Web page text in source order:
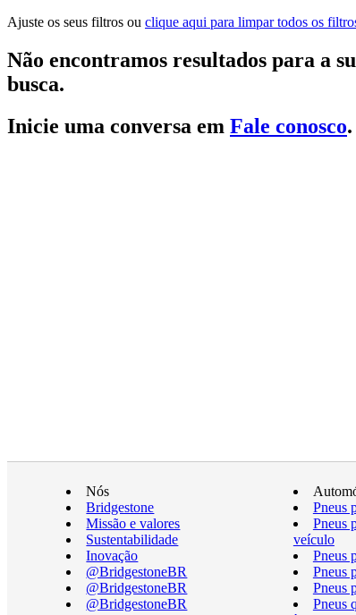
Ajuste os seus filtros ou clique aqui para limpar todos os
Não encontramos resultados para a
busca.
Inicie uma conversa em Fale conosco.
Nós
Bridgestone
Missão e valores
Sustentabilidade
Inovação
@BridgestoneBR
@BridgestoneBR
@BridgestoneBR
Pneus
Pneus
veículo
Pneus
Pneus
Pneus
Pneus